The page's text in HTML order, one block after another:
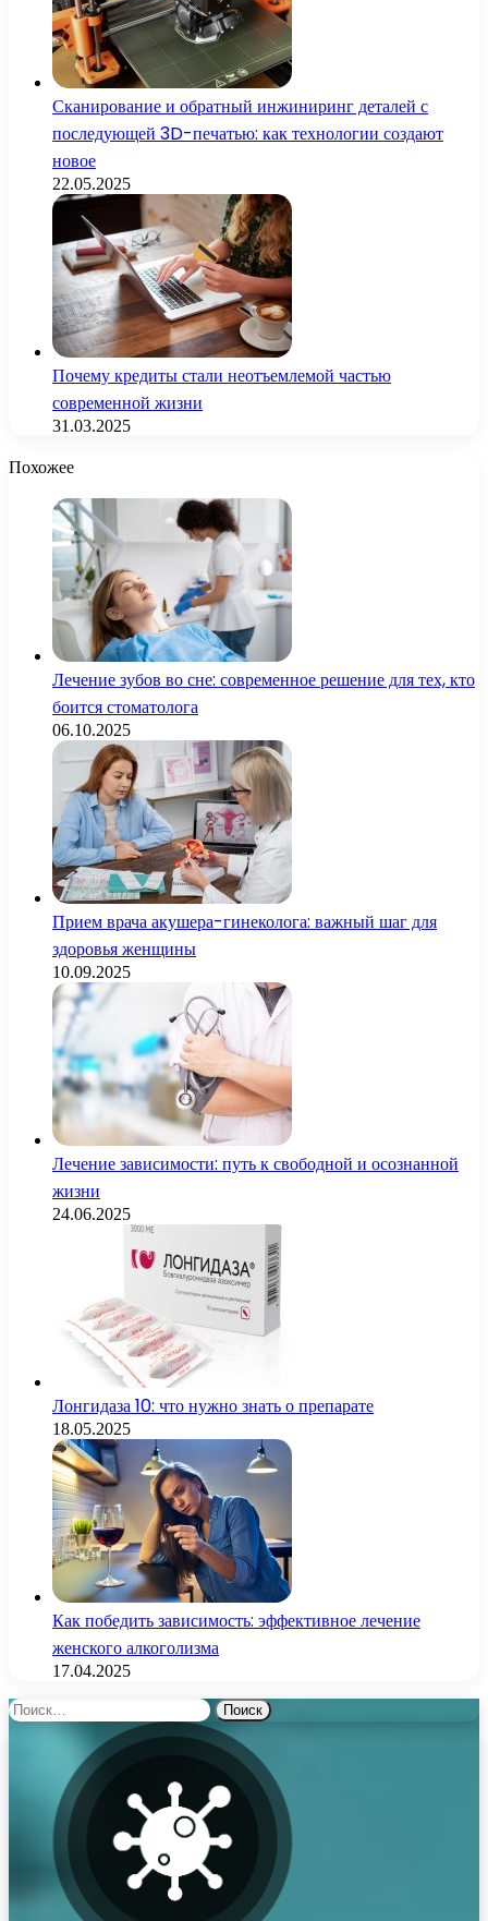
Сканирование и обратный инжиниринг деталей с
последующей 3D-печатью: как технологии создают
новое
22.05.2025
Почему кредиты стали неотъемлемой частью
современной жизни
31.03.2025
Похожее
Лечение зубов во сне: современное решение для тех, кто
боится стоматолога
06.10.2025
Прием врача акушера-гинеколога: важный шаг для
здоровья женщины
10.09.2025
Лечение зависимости: путь к свободной и осознанной
жизни
24.06.2025
Лонгидаза 10: что нужно знать о препарате
18.05.2025
Как победить зависимость: эффективное лечение
женского алкоголизма
17.04.2025
Найти: